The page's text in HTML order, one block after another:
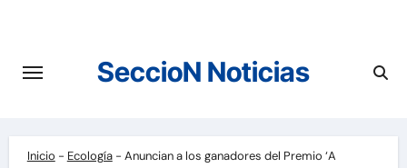
contenido
SeccioN Noticias
Inicio - Ecología- Anuncian a los ganadores del Premio ‘A